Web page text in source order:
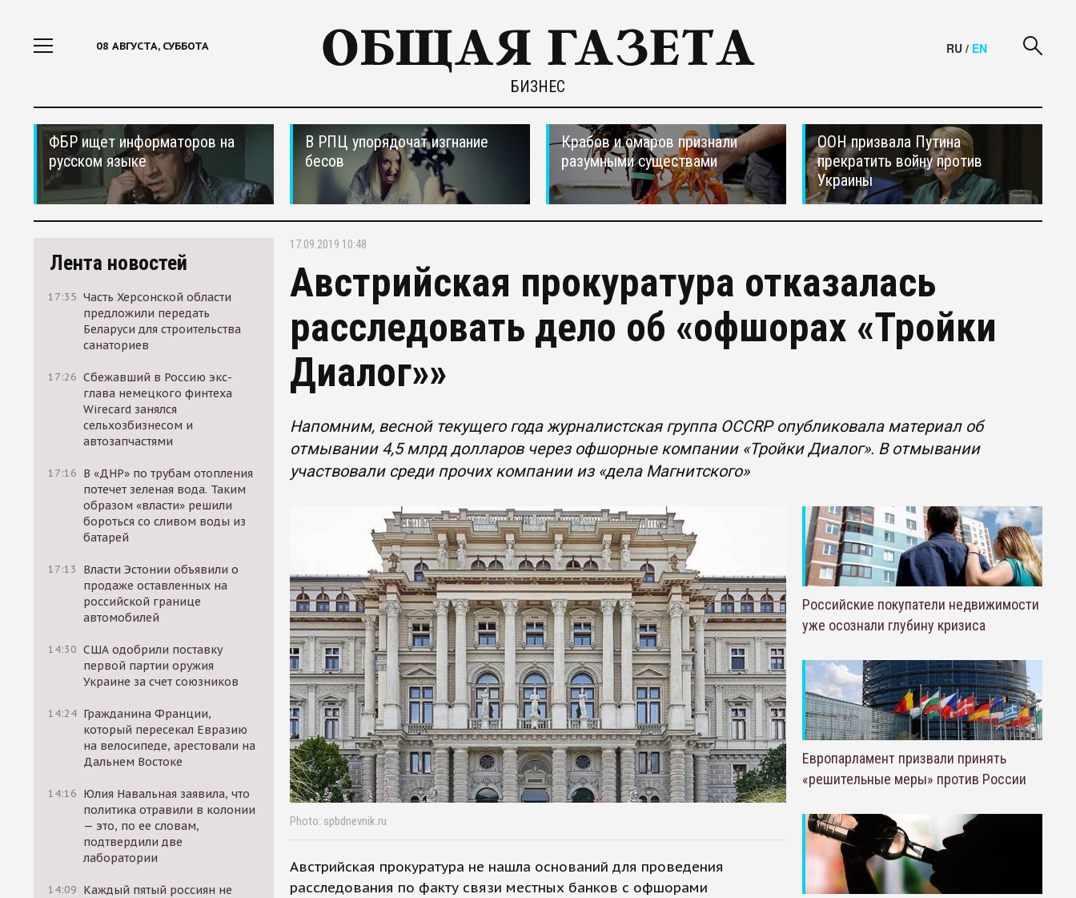
08 АВГУСТА, СУББОТА
БИЗНЕС
RU / EN
ФБР ищет информаторов на
русском языке
В РПЦ упорядочат изгнание
бесов
Крабов и омаров признали
разумными существами
ООН призвала Путина
прекратить войну против
Украины
Лента новостей
17:35 Часть Херсонской области
предложили передать
Беларуси для строительства
санаториев
17:26 Сбежавший в Россию экс-
глава немецкого финтеха
Wirecard занялся
сельхозбизнесом и
автозапчастями
17:16 В «ДНР» по трубам отопления
потечет зеленая вода. Таким
образом «власти» решили
бороться со сливом воды из
батарей
17:13
Власти Эстонии объявили о
продаже оставленных на
российской границе
автомобилей
14:30 США одобрили поставку
первой партии оружия
Украине за счет союзников
14:24 Гражданина Франции,
который пересекал Евразию
на велосипеде, арестовали на
Дальнем Востоке
14:16 Юлия Навальная заявила, что
политика отравили в колонии
— это, по ее словам,
подтвердили две
лаборатории
14:09 Каждый пятый россиян не
17.09.2019 10:48
Австрийская прокуратура отказалась
расследовать дело об «офшорах «Тройки
Диалог»»
Напомним, весной текущего года журналистская группа OCCRP опубликовала материал об
отмывании 4,5 млрд долларов через офшорные компании «Тройки Диалог». В отмывании
участвовали среди прочих компании из «дела Магнитского»
Photo: spbdnevnik.ru
Австрийская прокуратура не нашла оснований для проведения
расследования по факту связи местных банков с офшорами
Российские покупатели недвижимости
уже осознали глубину кризиса
Европарламент призвали принять
«решительные меры» против России